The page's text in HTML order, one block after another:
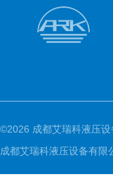
©2026 成都艾瑞科液压设
成都艾瑞科液压设备有